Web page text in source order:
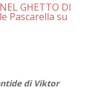
GHETTO DI
Pascarella su
di Viktor